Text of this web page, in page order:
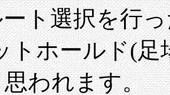
ト選択を行
トホールド(
われます。